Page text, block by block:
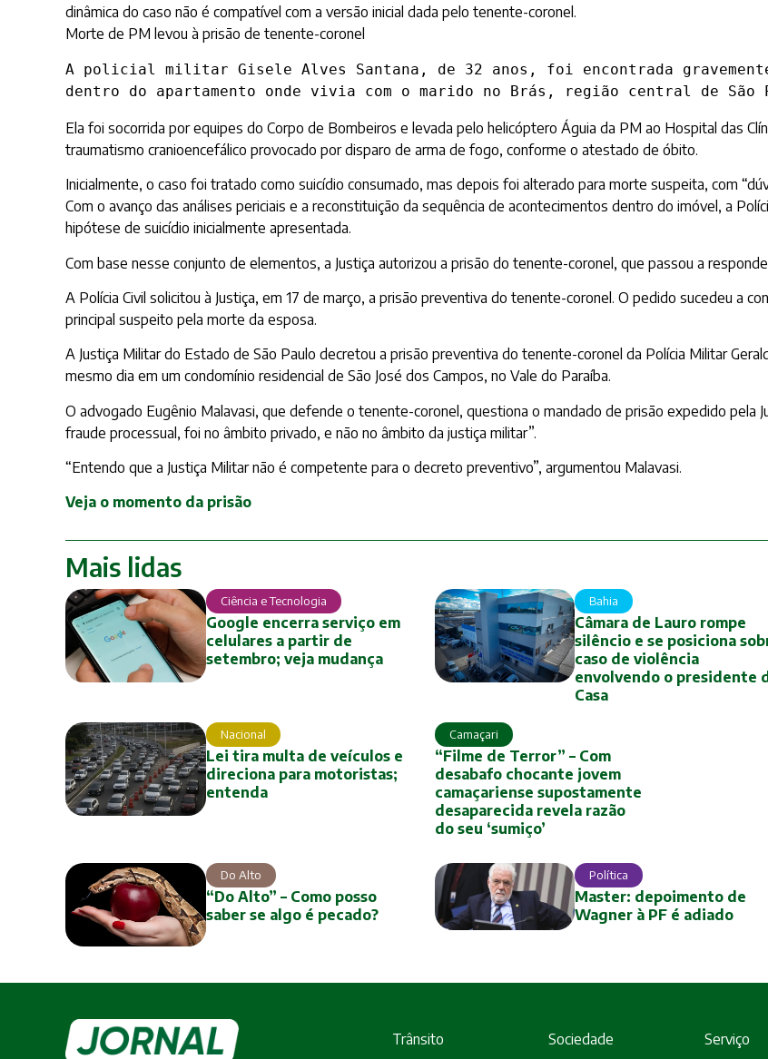
dinâmica do caso não é compatível com a versão inicial dada pelo tenente-coronel.
Morte de PM levou à prisão de tenente-coronel
A policial militar Gisele Alves Santana, de 32 anos, foi encontrada
dentro do apartamento onde vivia com o marido no Brás, região central de São
Ela foi socorrida por equipes do Corpo de Bombeiros e levada pelo helicóptero Águia da PM ao Hospital das
traumatismo cranioencefálico provocado por disparo de arma de fogo, conforme o atestado de óbito.
Inicialmente, o caso foi tratado como suicídio consumado, mas depois foi alterado para morte suspeita, com
Com o avanço das análises periciais e a reconstituição da sequência de acontecimentos dentro do imóvel, a
hipótese de suicídio inicialmente apresentada.
Com base nesse conjunto de elementos, a Justiça autorizou a prisão do tenente-coronel, que passou a
A Polícia Civil solicitou à Justiça, em 17 de março, a prisão preventiva do tenente-coronel. O pedido sucedeu a
principal suspeito pela morte da esposa.
A Justiça Militar do Estado de São Paulo decretou a prisão preventiva do tenente-coronel da Polícia Militar
mesmo dia em um condomínio residencial de São José dos Campos, no Vale do Paraíba.
O advogado Eugênio Malavasi, que defende o tenente-coronel, questiona o mandado de prisão expedido pela
fraude processual, foi no âmbito privado, e não no âmbito da justiça militar”.
“Entendo que a Justiça Militar não é competente para o decreto preventivo”, argumentou Malavasi.
Veja o momento da prisão
Mais lidas
Ciência e Tecnologia
Google encerra serviço em
celulares a partir de
setembro; veja mudança
Bahia
Câmara de Lauro rompe
silêncio e se posiciona
caso de violência
envolvendo o presidente
Casa
Nacional
Lei tira multa de veículos e
direciona para motoristas;
entenda
Camaçari
“Filme de Terror” – Com
desabafo chocante jovem
camaçariense supostamente
desaparecida revela razão
do seu ‘sumiço’
Do Alto
“Do Alto” – Como posso
saber se algo é pecado?
Política
Master: depoimento de
Wagner à PF é adiado
Trânsito Sociedade Serviço